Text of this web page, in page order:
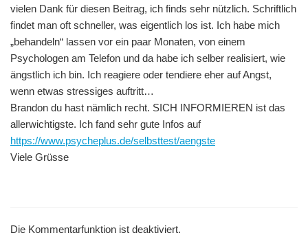
vielen Dank für diesen Beitrag, ich finds sehr nützlich. Schriftlich
findet man oft schneller, was eigentlich los ist. Ich habe mich
„behandeln“ lassen vor ein paar Monaten, von einem
Psychologen am Telefon und da habe ich selber realisiert, wie
ängstlich ich bin. Ich reagiere oder tendiere eher auf Angst,
wenn etwas stressiges auftritt…
Brandon du hast nämlich recht. SICH INFORMIEREN ist das
allerwichtigste. Ich fand sehr gute Infos auf
https://www.psycheplus.de/selbsttest/aengste
Viele Grüsse
Die Kommentarfunktion ist deaktiviert.